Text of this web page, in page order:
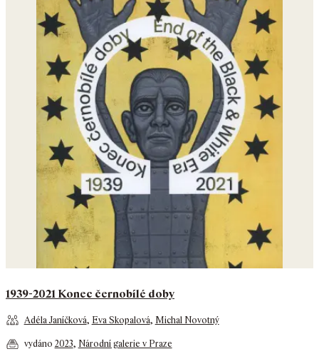
1939-2021 Konec černobílé doby
Adéla Janíčková, Eva Skopalová, Michal Novotný
vydáno 2023, Národní galerie v Praze